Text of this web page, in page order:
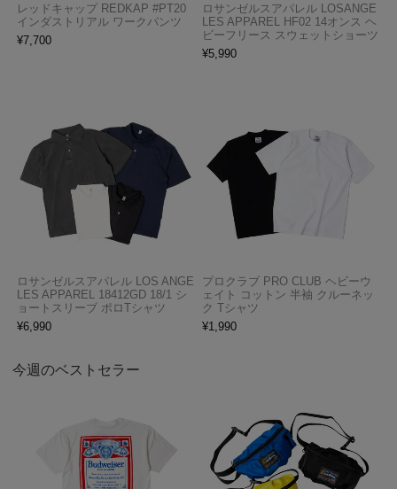
レッドキャップ REDKAP #PT20
インダストリアル ワークパンツ
¥7,700
ロサンゼルスアパレル LOSANGE
LES APPAREL HF02 14オンス ヘ
ビーフリース スウェットショーツ
¥5,990
ロサンゼルスアパレル LOS ANGE
LES APPAREL 18412GD 18/1 シ
ョートスリーブ ポロTシャツ
¥6,990
プロクラブ PRO CLUB ヘビーウ
ェイト コットン 半袖 クルーネッ
ク Tシャツ
¥1,990
今週のベストセラー